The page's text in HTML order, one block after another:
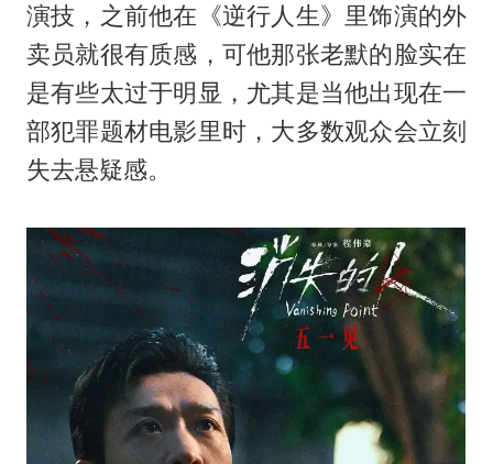
演技，之前他在《逆行人生》里饰演的外
卖员就很有质感，可他那张老默的脸实在
是有些太过于明显，尤其是当他出现在一
部犯罪题材电影里时，大多数观众会立刻
失去悬疑感。